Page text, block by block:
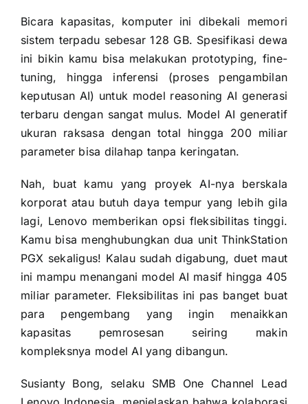
Bicara kapasitas, komputer ini dibekali memori
sistem terpadu sebesar 128 GB. Spesifikasi dewa
ini bikin kamu bisa melakukan prototyping, fine-
tuning, hingga inferensi (proses pengambilan
keputusan AI) untuk model reasoning AI generasi
terbaru dengan sangat mulus. Model AI generatif
ukuran raksasa dengan total hingga 200 miliar
parameter bisa dilahap tanpa keringatan.
Nah, buat kamu yang proyek AI-nya berskala
korporat atau butuh daya tempur yang lebih gila
lagi, Lenovo memberikan opsi fleksibilitas tinggi.
Kamu bisa menghubungkan dua unit ThinkStation
PGX sekaligus! Kalau sudah digabung, duet maut
ini mampu menangani model AI masif hingga 405
miliar parameter. Fleksibilitas ini pas banget buat
para pengembang yang ingin menaikkan
kapasitas pemrosesan seiring makin
kompleksnya model AI yang dibangun.
Susianty Bong, selaku SMB One Channel Lead